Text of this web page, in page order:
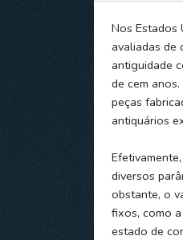
Nos Estados
avaliadas de
antiguidade
de cem
peças
antiquários
diversos
obstante, o
fixos, como
estado de